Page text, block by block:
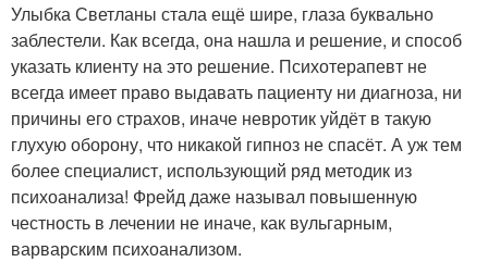
Улыбка Светланы стала ещё шире, глаза буквально
заблестели. Как всегда, она нашла и решение, и способ
указать клиенту на это решение. Психотерапевт не
всегда имеет право выдавать пациенту ни диагноза, ни
причины его страхов, иначе невротик уйдёт в такую
глухую оборону, что никакой гипноз не спасёт. А уж тем
более специалист, использующий ряд методик из
психоанализа! Фрейд даже называл повышенную
честность в лечении не иначе, как вульгарным,
варварским психоанализом.